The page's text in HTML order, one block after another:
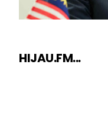
HIJAU.FM...